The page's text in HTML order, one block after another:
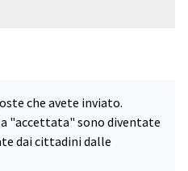
che avete inviato.
"accettata" sono diventate
dai cittadini dalle